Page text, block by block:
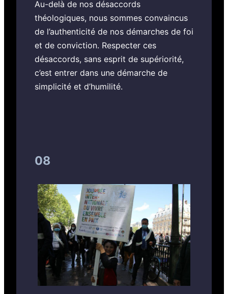
Au-delà de nos désaccords
théologiques, nous sommes convaincus
de l’authenticité de nos démarches de foi
et de conviction. Respecter ces
désaccords, sans esprit de supériorité,
c’est entrer dans une démarche de
simplicité et d’humilité.
08